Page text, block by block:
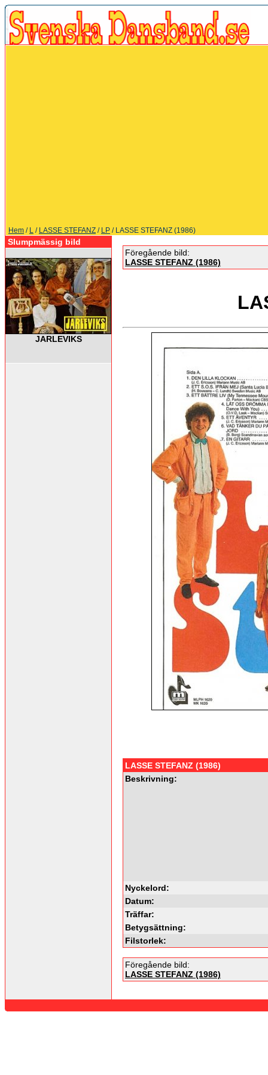
Hem / L / LASSE STEFANZ / LP / LASSE STEFANZ (1986)
Slumpmässig bild
JARLEVIKS
Föregående bild:
LASSE STEFANZ (1986)
LASSE STEFANZ (1986)
Beskrivning:
Nyckelord:
Datum:
Träffar:
Betygsättning:
Filstorlek:
Föregående bild:
LASSE STEFANZ (1986)